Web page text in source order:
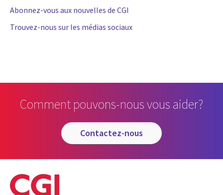
Abonnez-vous aux nouvelles de CGI
Trouvez-nous sur les médias sociaux
Comment pouvons-nous vous aider?
contactez-nous